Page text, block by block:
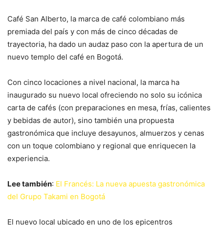
Café San Alberto, la marca de café colombiano más
premiada del país y con más de cinco décadas de
trayectoria, ha dado un audaz paso con la apertura de un
nuevo templo del café en Bogotá.
Con cinco locaciones a nivel nacional, la marca ha
inaugurado su nuevo local ofreciendo no solo su icónica
carta de cafés (con preparaciones en mesa, frías, calientes
y bebidas de autor), sino también una propuesta
gastronómica que incluye desayunos, almuerzos y cenas
con un toque colombiano y regional que enriquecen la
experiencia.
Lee también: El Francés: La nueva apuesta gastronómica
del Grupo Takami en Bogotá
El nuevo local ubicado en uno de los epicentros